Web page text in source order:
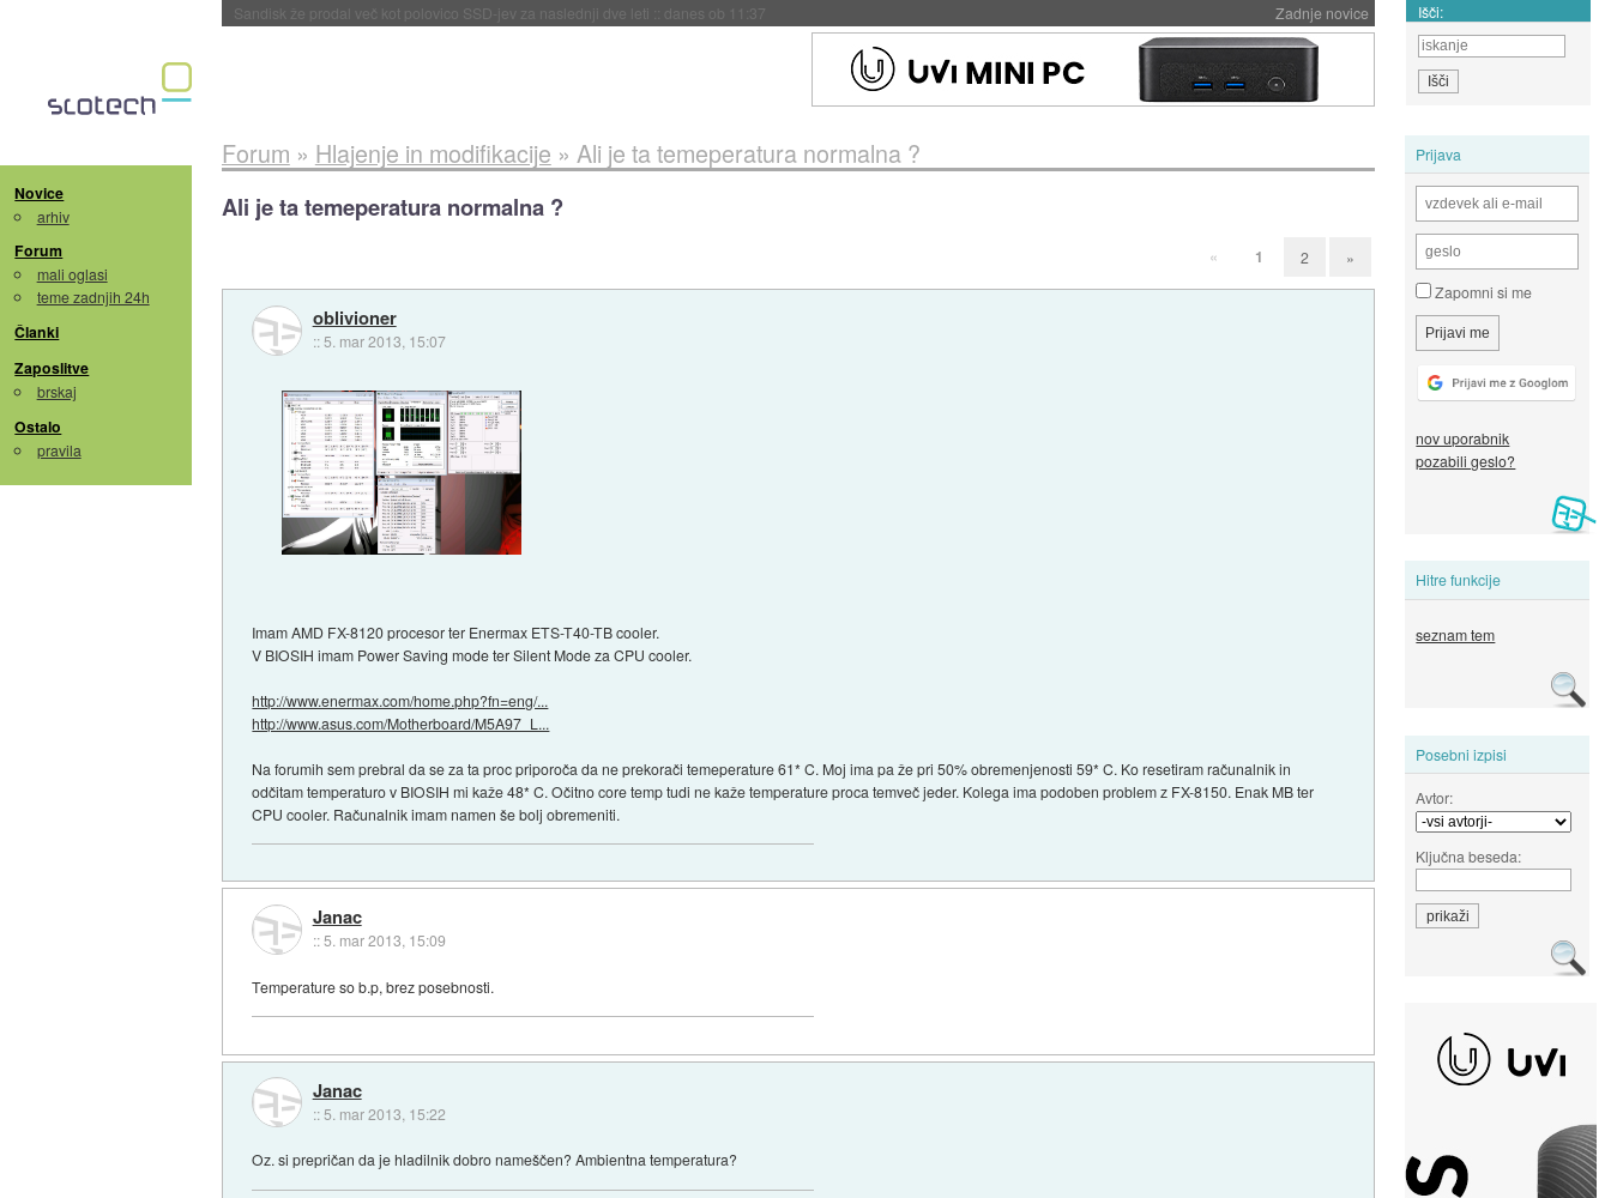
Zadnje novice
Sandisk že prodal več kot polovico SSD-jev za naslednji dve leti danes ob 11:37 Išči:
Novice
arhiv
Forum
mali oglasi
teme zadnjih 24h
Članki
Zaposlitve
brskaj
Ostalo
pravila
Prijava
Zapomni si me
nov uporabnik
pozabili geslo?
Hitre funkcije
seznam tem
Posebni izpisi
Avtor:
Ključna beseda:
Forum » Hlajenje in modifikacije » Ali je ta temeperatura normalna ?
Ali je ta temeperatura normalna ?
« 1 2 »
oblivioner
:: 5. mar 2013, 15:07
Imam AMD FX-8120 procesor ter Enermax ETS-T40-TB cooler.
V BIOSIH imam Power Saving mode ter Silent Mode za CPU cooler.
http://www.enermax.com/home.php?fn=eng/...
http://www.asus.com/Motherboard/M5A97_L...
Na forumih sem prebral da se za ta proc priporoča da ne prekorači temeperature 61* C. Moj ima pa že pri 50% obremenjenosti 59* C. Ko resetiram računalnik in
odčitam temperaturo v BIOSIH mi kaže 48* C. Očitno core temp tudi ne kaže temperature proca temveč jeder. Kolega ima podoben problem z FX-8150. Enak MB ter
CPU cooler. Računalnik imam namen še bolj obremeniti.
Janac
::5. mar 2013, 15:09
Temperature so b.p, brez posebnosti.
Janac
:: 5. mar 2013, 15:22
Oz. si prepričan da je hladilnik dobro nameščen? Ambientna temperatura?